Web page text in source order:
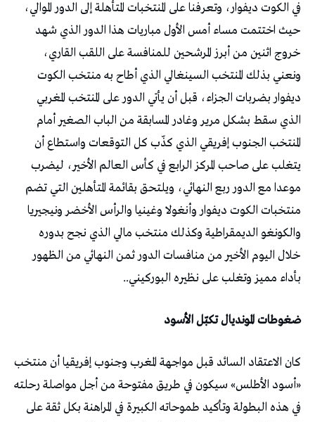
في الكوت ديفوار، وتعرفنا على المنتخبات المتأهلة إلى الدور الموالي،
حيث اختتمت مساء أمس الأول مباريات هذا الدور الذي شهد
خروج اثنين من أبرز المرشحين للمنافسة على اللقب القاري،
ونعني بذلك المنتخب السينغالي الذي أطاح به منتخب الكوت
ديفوار بضربات الجزاء، قبل أن يأتي الدور على المنتخب المغربي
الذي سقط بشكل مرير وغادر المسابقة من الباب الصغير أمام
المنتخب الجنوب إفريقي الذي كذّب كل التوقعات واستطاع أن
يتغلب على صاحب المركز الرابع في كأس العالم الأخير، ليضرب
موعدا مع الدور ربع النهائي، ويلتحق بقائمة المتأهلين التي تضم
منتخبات الكوت ديفوار وأنغولا وغينيا والرأس الأخضر ونيجيريا
والكونغو الديمقراطية وكذلك منتخب مالي الذي نجح بدوره
خلال اليوم الأخير من منافسات الدور ثمن النهائي من الظهور
بأداء مميز وتغلب على نظيره البوركيني..
ضغوطات المونديال تكبّل الأسود
كان الاعتقاد السائد قبل مواجهة المغرب وجنوب إفريقيا أن منتخب
«أسود الأطلس» سيكون في طريق مفتوحة من أجل مواصلة رحلته
في هذه البطولة وتأكيد طموحاته الكبيرة في المراهنة بكل ثقة على